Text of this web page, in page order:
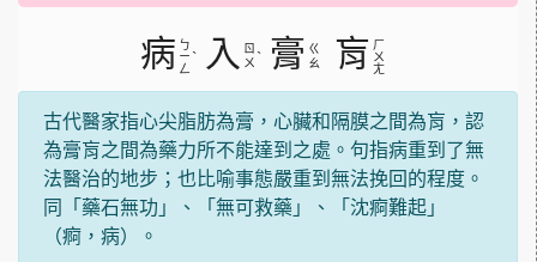
病 ㄅ
ㄧ
ㄥ
ˋ 入
ㄖ
ㄨ ˋ 膏 ㄍ
ㄠ
肓 ㄏ
ㄨ
ㄤ
古代醫家指心尖脂肪為膏，心臟和隔膜之間為肓，認
為膏肓之間為藥力所不能達到之處。句指病重到了無
法醫治的地步；也比喻事態嚴重到無法挽回的程度。
同「藥石無功」、「無可救藥」、「沈痾難起」
（痾，病）。